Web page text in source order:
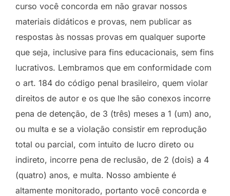
curso você concorda em não gravar nossos
materiais didáticos e provas, nem publicar as
respostas às nossas provas em qualquer suporte
que seja, inclusive para fins educacionais, sem fins
lucrativos. Lembramos que em conformidade com
o art. 184 do código penal brasileiro, quem violar
direitos de autor e os que lhe são conexos incorre
pena de detenção, de 3 (três) meses a 1 (um) ano,
ou multa e se a violação consistir em reprodução
total ou parcial, com intuito de lucro direto ou
indireto, incorre pena de reclusão, de 2 (dois) a 4
(quatro) anos, e multa. Nosso ambiente é
altamente monitorado, portanto você concorda e